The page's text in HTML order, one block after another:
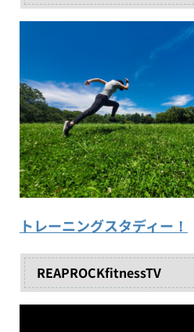
トレーニングスタディー！
REAPROCKfitnessTV